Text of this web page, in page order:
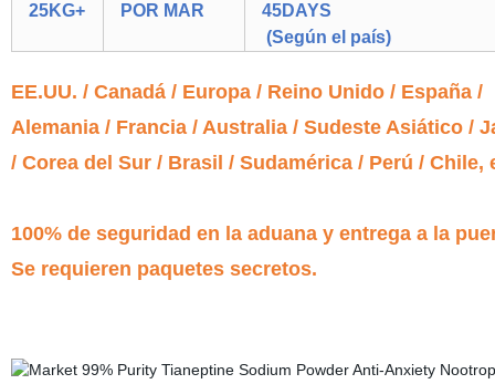
25KG+ POR MAR
45DAYS
(Según el país)
EE.UU. / Canadá / Europa / Reino Unido / España /
Alemania / Francia / Australia / Sudeste Asiático /
/ Corea del Sur / Brasil / Sudamérica / Perú / Chile,
100% de seguridad en la aduana y entrega a la
Se requieren paquetes secretos.